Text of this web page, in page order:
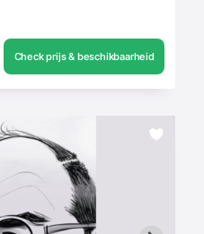
Check prijs & beschikbaarheid